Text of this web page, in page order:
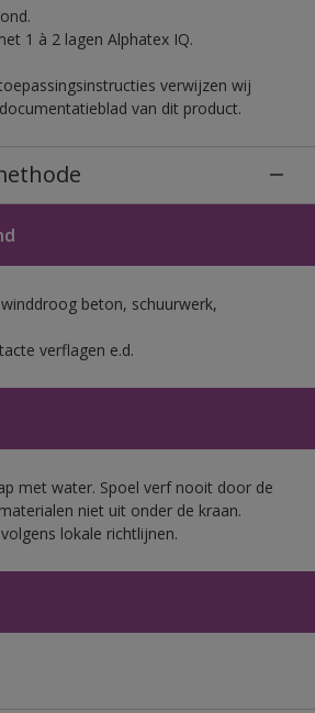
1 à 2 lagen Alphatex IQ.
verwijzen wij
van dit product.
beton, schuurwerk,
verflagen e.d.
met water. Spoel verf nooit door de
niet uit onder de kraan.
lokale richtlijnen.